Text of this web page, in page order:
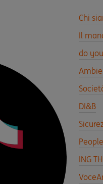
Chi
Il
do
DI&B
ING